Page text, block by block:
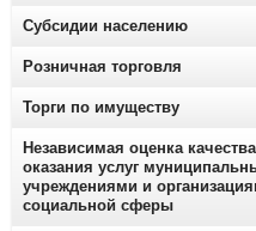
Субсидии населению
Розничная торговля
Торги по имуществу
Независимая оценка качества
оказания услуг
учреждениями и
социальной сферы